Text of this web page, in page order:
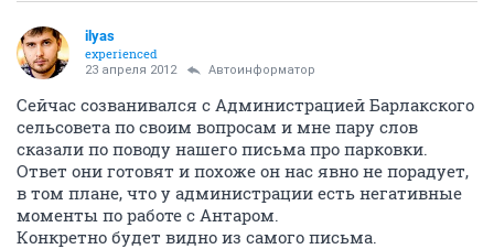
ilyas
experienced
23 апреля 2012 Автоинформатор
Сейчас созванивался с Администрацией Барлакского
сельсовета по своим вопросам и мне пару слов
сказали по поводу нашего письма про парковки.
Ответ они готовят и похоже он нас явно не порадует,
в том плане, что у администрации есть негативные
моменты по работе с Антаром.
Конкретно будет видно из самого письма.